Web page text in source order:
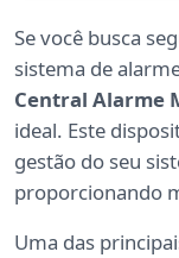
Se você busca
sistema de
Central Alarme
ideal. Este
gestão do seu
proporcionando
Uma das